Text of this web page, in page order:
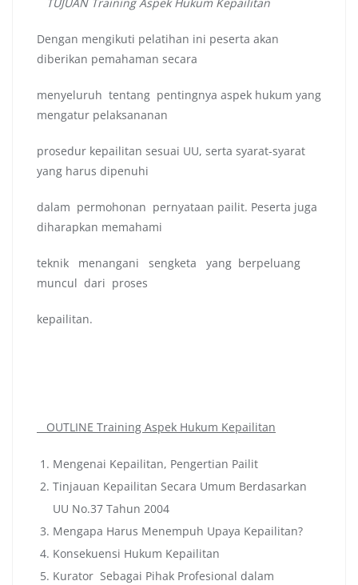
Dengan mengikuti pelatihan ini peserta akan
diberikan pemahaman secara
menyeluruh tentang pentingnya aspek hukum yang
mengatur pelaksananan
prosedur kepailitan sesuai UU, serta syarat-syarat
yang harus dipenuhi
dalam permohonan pernyataan pailit. Peserta juga
diharapkan memahami
teknik menangani sengketa yang berpeluang
muncul dari proses
kepailitan.
OUTLINE Training Aspek Hukum Kepailitan
Mengenai Kepailitan, Pengertian Pailit
Tinjauan Kepailitan Secara Umum Berdasarkan
UU No.37 Tahun 2004
Mengapa Harus Menempuh Upaya Kepailitan?
Konsekuensi Hukum Kepailitan
Kurator Sebagai Pihak Profesional dalam